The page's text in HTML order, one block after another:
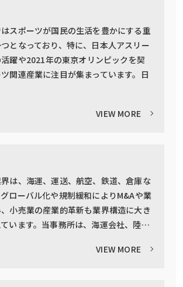
スポーツが国民の生活を豊かにする重
となっており、特に、日本人アスリー
活躍や2021年の東京オリンピックを契
関連産業に注目が集まっています。日
VIEW MORE
は、海運、運送、航空、鉄道、倉庫な
ローバル化や規制緩和によりM&Aや業
小売業の産業的革新も業界構造に大き
います。当事務所は、海運会社、陸…
VIEW MORE